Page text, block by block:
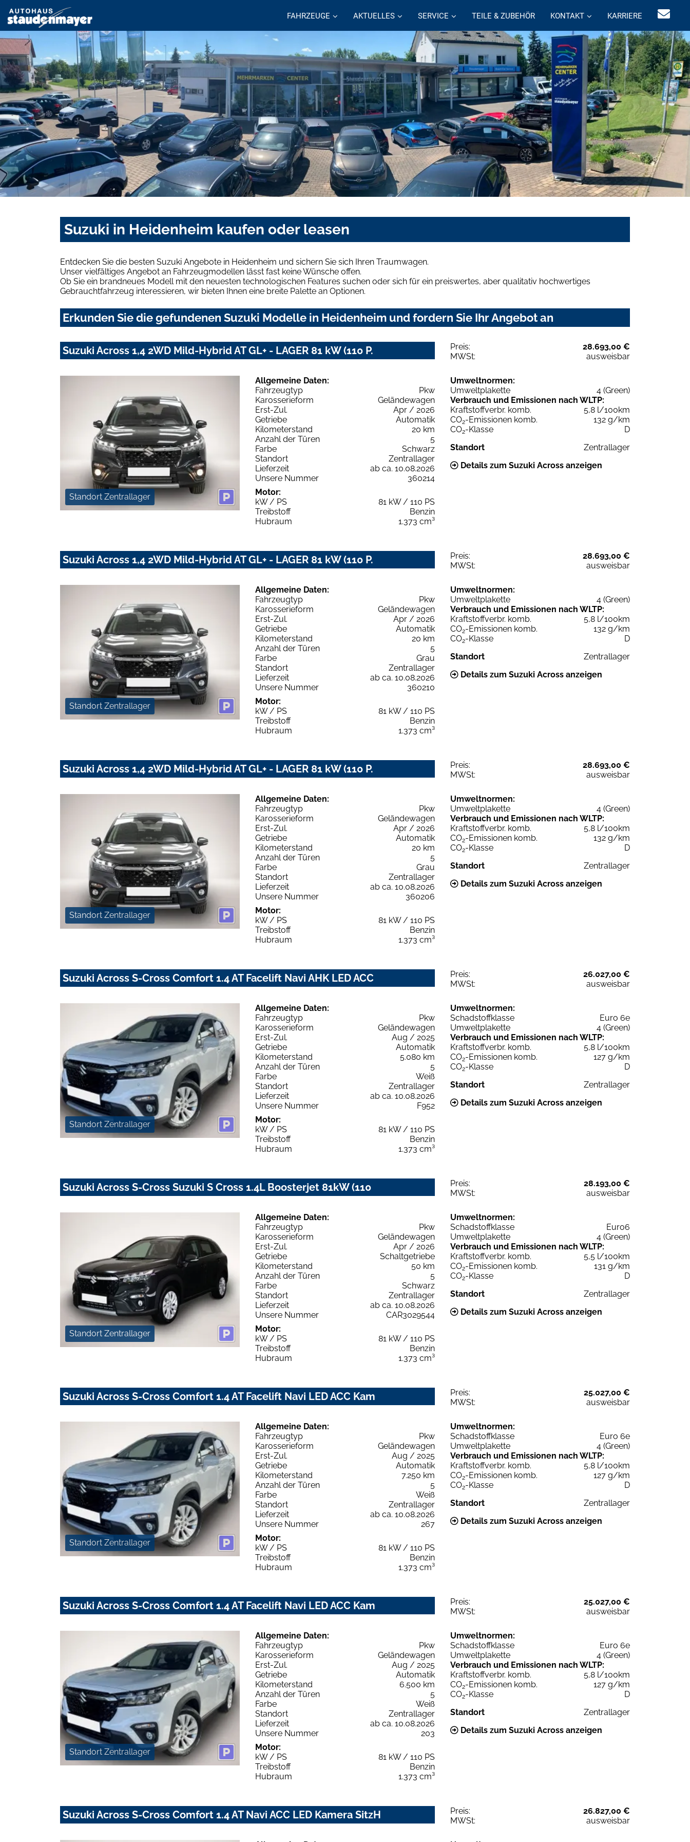
FAHRZEUGE AKTUELLES SERVICE TEILE & ZUBEHÖR KONTAKT KARRIERE
Suzuki in Heidenheim kaufen oder leasen
Entdecken Sie die besten Suzuki Angebote in Heidenheim und sichern Sie sich Ihren Traumwagen.
Unser vielfältiges Angebot an Fahrzeugmodellen lässt fast keine Wünsche offen.
Ob Sie ein brandneues Modell mit den neuesten technologischen Features suchen oder sich für ein preiswertes, aber qualitativ hochwertiges
Gebrauchtfahrzeug interessieren, wir bieten Ihnen eine breite Palette an Optionen.
Erkunden Sie die gefundenen Suzuki Modelle in Heidenheim und fordern Sie Ihr Angebot an
Suzuki Across 1,4 2WD Mild-Hybrid AT GL+ - LAGER 81 kW (110 P. Preis:
28.693,00 €
MWSt:
ausweisbar
Standort Zentrallager
Allgemeine Daten:
Fahrzeugtyp
Pkw
Karosserieform
Geländewagen
Erst-Zul.
Apr / 2026
Getriebe
Automatik
Kilometerstand
20 km
Anzahl der Türen
5
Farbe
Schwarz
Standort
Zentrallager
Lieferzeit
ab ca. 10.08.2026
Unsere Nummer
360214
Motor:
kW / PS
81 kW / 110 PS
Treibstoff
Benzin
Hubraum
1.373 cm³
Umweltnormen:
Umweltplakette
4 (Green)
Verbrauch und Emissionen nach WLTP:
Kraftstoffverbr. komb.
5,8 l/100km
CO2-Emissionen komb.
132 g/km
CO2-Klasse
D
Standort
Zentrallager
Details zum Suzuki Across anzeigen
Suzuki Across 1,4 2WD Mild-Hybrid AT GL+ - LAGER 81 kW (110 P. Preis:
28.693,00 €
MWSt:
ausweisbar
Standort Zentrallager
Allgemeine Daten:
Fahrzeugtyp
Pkw
Karosserieform
Geländewagen
Erst-Zul.
Apr / 2026
Getriebe
Automatik
Kilometerstand
20 km
Anzahl der Türen
5
Farbe
Grau
Standort
Zentrallager
Lieferzeit
ab ca. 10.08.2026
Unsere Nummer
360210
Motor:
kW / PS
81 kW / 110 PS
Treibstoff
Benzin
Hubraum
1.373 cm³
Umweltnormen:
Umweltplakette
4 (Green)
Verbrauch und Emissionen nach WLTP:
Kraftstoffverbr. komb.
5,8 l/100km
CO2-Emissionen komb.
132 g/km
CO2-Klasse
D
Standort
Zentrallager
Details zum Suzuki Across anzeigen
Suzuki Across 1,4 2WD Mild-Hybrid AT GL+ - LAGER 81 kW (110 P. Preis:
28.693,00 €
MWSt:
ausweisbar
Standort Zentrallager
Allgemeine Daten:
Fahrzeugtyp
Pkw
Karosserieform
Geländewagen
Erst-Zul.
Apr / 2026
Getriebe
Automatik
Kilometerstand
20 km
Anzahl der Türen
5
Farbe
Grau
Standort
Zentrallager
Lieferzeit
ab ca. 10.08.2026
Unsere Nummer
360206
Motor:
kW / PS
81 kW / 110 PS
Treibstoff
Benzin
Hubraum
1.373 cm³
Umweltnormen:
Umweltplakette
4 (Green)
Verbrauch und Emissionen nach WLTP:
Kraftstoffverbr. komb.
5,8 l/100km
CO2-Emissionen komb.
132 g/km
CO2-Klasse
D
Standort
Zentrallager
Details zum Suzuki Across anzeigen
Suzuki Across S-Cross Comfort 1.4 AT Facelift Navi AHK LED ACC Preis:
26.027,00 €
MWSt:
ausweisbar
Standort Zentrallager
Allgemeine Daten:
Fahrzeugtyp
Pkw
Karosserieform
Geländewagen
Erst-Zul.
Aug / 2025
Getriebe
Automatik
Kilometerstand
5.080 km
Anzahl der Türen
5
Farbe
Weiß
Standort
Zentrallager
Lieferzeit
ab ca. 10.08.2026
Unsere Nummer
F952
Motor:
kW / PS
81 kW / 110 PS
Treibstoff
Benzin
Hubraum
1.373 cm³
Umweltnormen:
Schadstoffklasse
Euro 6e
Umweltplakette
4 (Green)
Verbrauch und Emissionen nach WLTP:
Kraftstoffverbr. komb.
5,8 l/100km
CO2-Emissionen komb.
127 g/km
CO2-Klasse
D
Standort
Zentrallager
Details zum Suzuki Across anzeigen
Suzuki Across S-Cross Suzuki S Cross 1.4L Boosterjet 81kW (110 Preis:
28.193,00 €
MWSt:
ausweisbar
Standort Zentrallager
Allgemeine Daten:
Fahrzeugtyp
Pkw
Karosserieform
Geländewagen
Erst-Zul.
Apr / 2026
Getriebe
Schaltgetriebe
Kilometerstand
50 km
Anzahl der Türen
5
Farbe
Schwarz
Standort
Zentrallager
Lieferzeit
ab ca. 10.08.2026
Unsere Nummer
CAR3029544
Motor:
kW / PS
81 kW / 110 PS
Treibstoff
Benzin
Hubraum
1.373 cm³
Umweltnormen:
Schadstoffklasse
Euro6
Umweltplakette
4 (Green)
Verbrauch und Emissionen nach WLTP:
Kraftstoffverbr. komb.
5,5 l/100km
CO2-Emissionen komb.
131 g/km
CO2-Klasse
D
Standort
Zentrallager
Details zum Suzuki Across anzeigen
Suzuki Across S-Cross Comfort 1.4 AT Facelift Navi LED ACC Kam Preis:
25.027,00 €
MWSt:
ausweisbar
Standort Zentrallager
Allgemeine Daten:
Fahrzeugtyp
Pkw
Karosserieform
Geländewagen
Erst-Zul.
Aug / 2025
Getriebe
Automatik
Kilometerstand
7.250 km
Anzahl der Türen
5
Farbe
Weiß
Standort
Zentrallager
Lieferzeit
ab ca. 10.08.2026
Unsere Nummer
267
Motor:
kW / PS
81 kW / 110 PS
Treibstoff
Benzin
Hubraum
1.373 cm³
Umweltnormen:
Schadstoffklasse
Euro 6e
Umweltplakette
4 (Green)
Verbrauch und Emissionen nach WLTP:
Kraftstoffverbr. komb.
5,8 l/100km
CO2-Emissionen komb.
127 g/km
CO2-Klasse
D
Standort
Zentrallager
Details zum Suzuki Across anzeigen
Suzuki Across S-Cross Comfort 1.4 AT Facelift Navi LED ACC Kam Preis:
25.027,00 €
MWSt:
ausweisbar
Standort Zentrallager
Allgemeine Daten:
Fahrzeugtyp
Pkw
Karosserieform
Geländewagen
Erst-Zul.
Aug / 2025
Getriebe
Automatik
Kilometerstand
6.500 km
Anzahl der Türen
5
Farbe
Weiß
Standort
Zentrallager
Lieferzeit
ab ca. 10.08.2026
Unsere Nummer
203
Motor:
kW / PS
81 kW / 110 PS
Treibstoff
Benzin
Hubraum
1.373 cm³
Umweltnormen:
Schadstoffklasse
Euro 6e
Umweltplakette
4 (Green)
Verbrauch und Emissionen nach WLTP:
Kraftstoffverbr. komb.
5,8 l/100km
CO2-Emissionen komb.
127 g/km
CO2-Klasse
D
Standort
Zentrallager
Details zum Suzuki Across anzeigen
Suzuki Across S-Cross Comfort 1.4 AT Navi ACC LED Kamera SitzH Preis:
26.827,00 €
MWSt:
ausweisbar